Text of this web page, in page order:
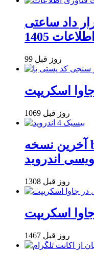
داد ساعتی
1405
99 روز قبل
اسکریپت
1069 روز قبل
آخرین نسخه basic4android برنامه
اندروید
1308 روز قبل
جاوا اسکریپت
1467 روز قبل